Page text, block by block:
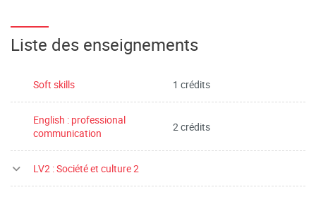
Liste des enseignements
Soft skills 1 crédits
English : professional
communication
2 crédits
LV2 : Société et culture 2